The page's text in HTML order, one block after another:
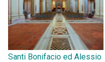
Santi Bonifacio ed Alessio